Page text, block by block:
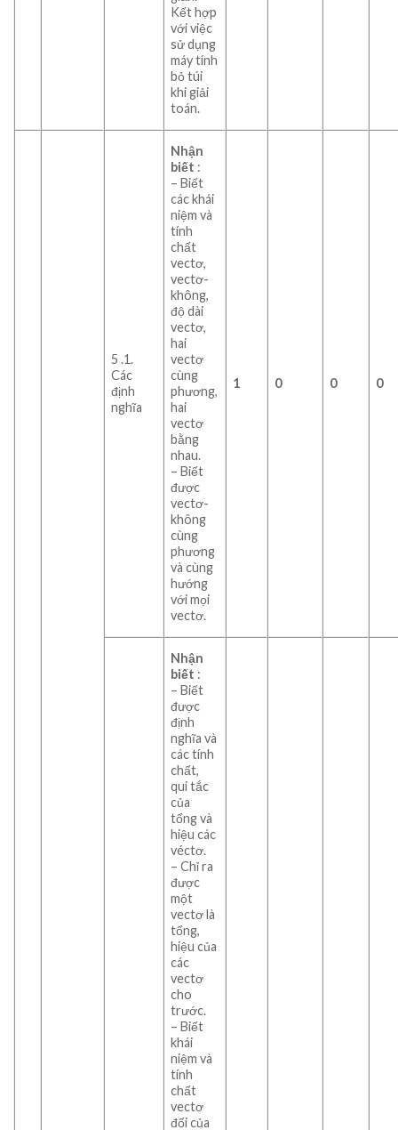
Kết hợp
với việc
sử dụng
máy tính
bỏ túi
khi giải
toán.
5 .1.
Các
định
nghĩa
Nhận
biết :
– Biết
các khái
niệm và
tính
chất
vectơ,
vectơ-
không,
độ dài
vectơ,
hai
vectơ
cùng
phương,
hai
vectơ
bằng
nhau.
– Biết
được
vectơ-
không
cùng
phương
và cùng
hướng
với mọi
vectơ.
1 0 0 0
Nhận
biết :
– Biết
được
định
nghĩa và
các tính
chất,
qui tắc
của
tổng và
hiệu các
véctơ.
– Chỉ ra
được
một
vectơ là
tổng,
hiệu của
các
vectơ
cho
trước.
– Biết
khái
niệm và
tính
chất
vectơ
đối của